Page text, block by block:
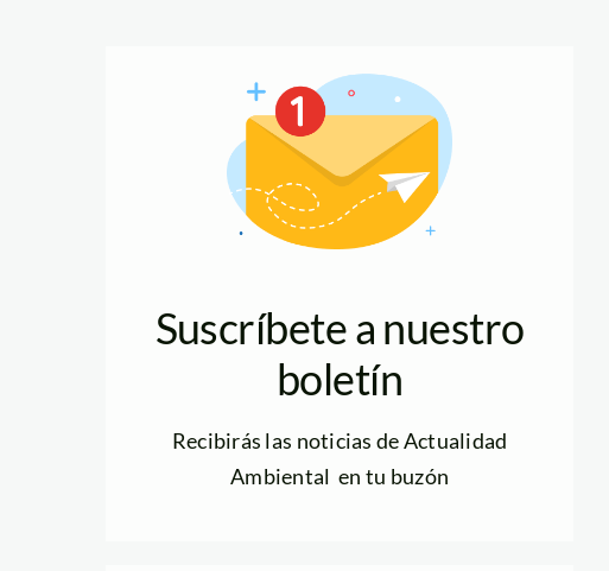
Suscríbete a nuestro
boletín
Recibirás las noticias de Actualidad
Ambiental en tu buzón